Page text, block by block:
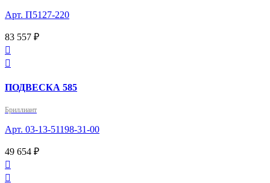
Арт. П5127-220
83 557 ₽


ПОДВЕСКА 585
Бриллиант
Арт. 03-13-51198-31-00
49 654 ₽

